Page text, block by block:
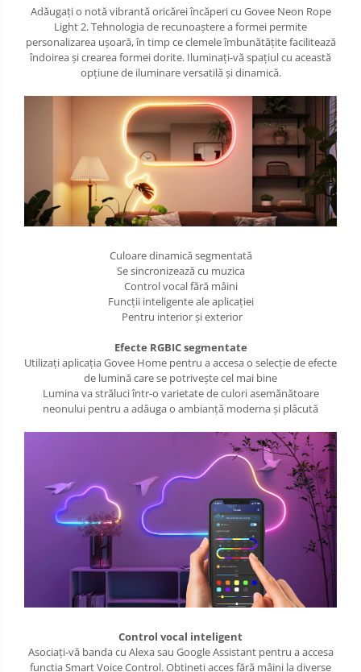
Adăugați o notă vibrantă oricărei încăperi cu Govee Neon Rope
Light 2. Tehnologia de recunoaștere a formei permite
personalizarea ușoară, în timp ce clemele îmbunătățite facilitează
îndoirea și crearea formei dorite. Iluminați-vă spațiul cu această
opțiune de iluminare versatilă și dinamică.
Culoare dinamică segmentată
Se sincronizează cu muzica
Control vocal fără mâini
Funcții inteligente ale aplicației
Pentru interior și exterior
Efecte RGBIC segmentate
Utilizați aplicația Govee Home pentru a accesa o selecție de efecte
de lumină care se potrivește cel mai bine
Lumina va străluci într-o varietate de culori asemănătoare
neonului pentru a adăuga o ambianță moderna și plăcută
Control vocal inteligent
Asociați-vă banda cu Alexa sau Google Assistant pentru a accesa
funcția Smart Voice Control. Obțineți acces fără mâini la diverse